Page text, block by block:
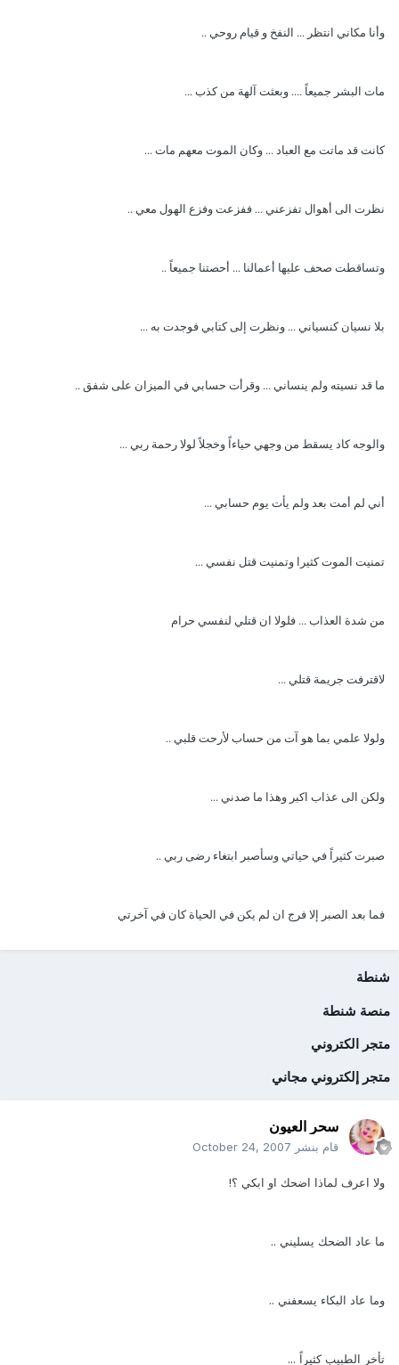
وأنا مكاني انتظر ... النفخ و قيام روحي ..
مات البشر جميعاً .... وبعثت آلهة من كذب ...
كانت قد ماتت مع العباد ... وكان الموت معهم مات ...
نظرت الى أهوال تفزعني ... ففزعت وفزع الهول معي ..
وتساقطت صحف عليها أعمالنا ... أحصتنا جميعاً ..
بلا نسيان كنسياني ... ونظرت إلى كتابي فوجدت به ...
ما قد نسيته ولم ينساني ... وقرأت حسابي في الميزان على شفق ..
والوجه كاد يسقط من وجهي حياءاً وخجلاً لولا رحمة ربي ...
أني لم أمت بعد ولم يأت يوم حسابي ...
تمنيت الموت كثيرا وتمنيت قتل نفسي ...
من شدة العذاب ... فلولا ان قتلي لنفسي حرام
لاقترفت جريمة قتلي ...
ولولا علمي بما هو آت من حساب لأرحت قلبي ..
ولكن الى عذاب اكبر وهذا ما صدني ...
صبرت كثيراً في حياتي وسأصبر ابتغاء رضى ربي ..
فما بعد الصبر إلا فرج ان لم يكن في الحياة كان في آخرتي
شنطة
منصة شنطة
متجر الكتروني
متجر إلكتروني مجاني
سحر العيون
قام بنشر October 24, 2007
ولا اعرف لماذا اضحك او ابكي ؟!
ما عاد الضحك يسليني ..
وما عاد البكاء يسعفني ..
تأخر الطبيب كثيراً ...